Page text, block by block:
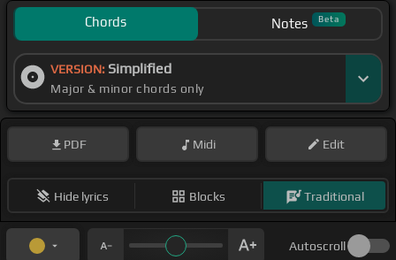
Chords Notes Beta
VERSION: Simplified
Major & minor chords only
PDF Midi Edit
Hide lyrics Blocks Traditional
Autoscroll